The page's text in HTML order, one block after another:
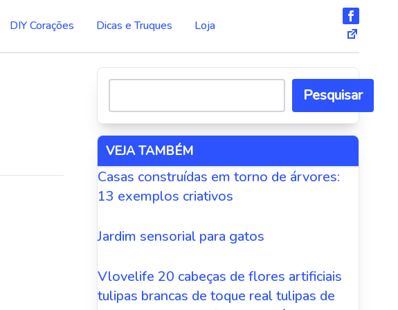
DIY Corações Dicas e Truques Loja
Pesquisar
VEJA TAMBÉM
Casas construídas em torno de árvores:
13 exemplos criativos
Jardim sensorial para gatos
Vlovelife 20 cabeças de flores artificiais
tulipas brancas de toque real tulipas de